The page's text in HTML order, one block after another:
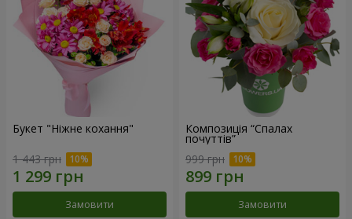
Букет "Ніжне кохання"
1 443 грн
Замовити
Композиція “Спалах
почуттів”
999 грн
Замовити